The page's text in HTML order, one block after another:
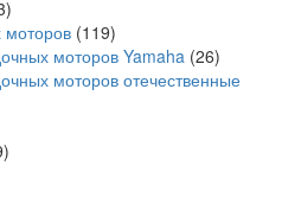
моторов (119)
моторов Yamaha (26)
моторов отечественные